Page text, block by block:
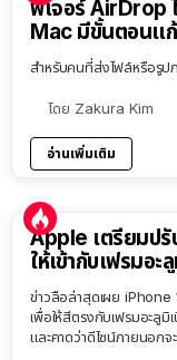
ฟีเจอร์ AirDrop
Mac มีขั้นตอนแก้
สำหรับคนที่ส่งไฟล์หรือรู
โดย Zakura Kim
อ่านเพิ่มเติม
Apple เตรียมป
ให้เข้ากับเฟรมอะ
ข่าวลือล่าสุดเผย iPhone
เพื่อให้สีตรงกับเฟรมอะลูมิ
และคาดว่าดีไซน์ภายนอก